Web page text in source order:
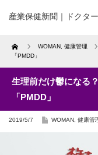
産業保健新聞｜ドクタ
Home WOMAN 健康管理
「PMDD」
生理前だけ鬱になる
「PMDD」
2019/5/7 WOMAN 健康管